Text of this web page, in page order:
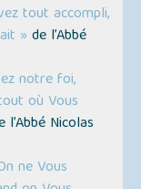
tout accompli,
» de l’Abbé
notre foi,
où Vous
l’Abbé Nicolas
ne Vous